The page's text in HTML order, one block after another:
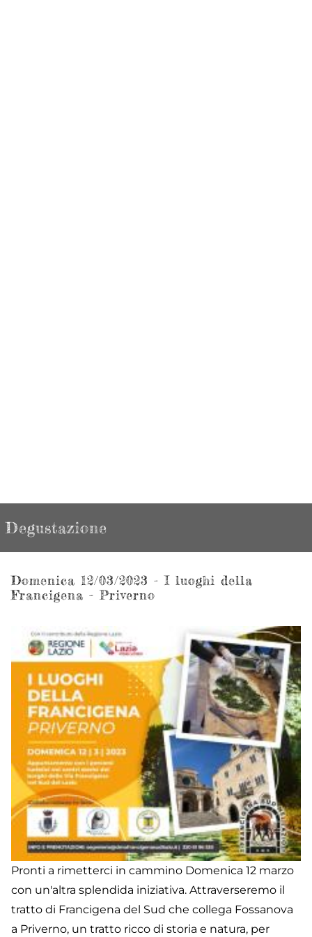
Degustazione
Domenica 12/03/2023 - I luoghi della
Francigena - Priverno
Pronti a rimetterci in cammino Domenica 12 marzo
con un'altra splendida iniziativa. Attraverseremo il
tratto di Francigena del Sud che collega Fossanova
a Priverno, un tratto ricco di storia e natura, per